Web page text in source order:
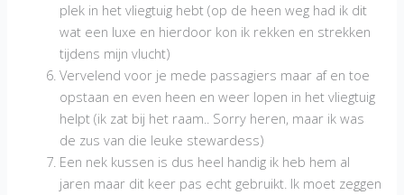
plek in het vliegtuig hebt (op de heen weg had ik dit
wat een luxe en hierdoor kon ik rekken en strekken
tijdens mijn vlucht)
Vervelend voor je mede passagiers maar af en toe
opstaan en even heen en weer lopen in het vliegtuig
helpt (ik zat bij het raam.. Sorry heren, maar ik was
de zus van die leuke stewardess)
Een nek kussen is dus heel handig ik heb hem al
jaren maar dit keer pas echt gebruikt. Ik moet zeggen